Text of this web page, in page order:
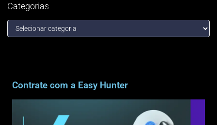
Categorias
Contrate com a Easy Hunter